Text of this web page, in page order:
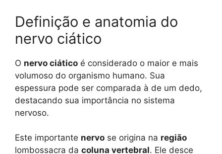
Definição e anatomia do
nervo ciático
O nervo ciático é considerado o maior e mais
volumoso do organismo humano. Sua
espessura pode ser comparada à de um dedo,
destacando sua importância no sistema
nervoso.
Este importante nervo se origina na região
lombossacra da coluna vertebral. Ele desce